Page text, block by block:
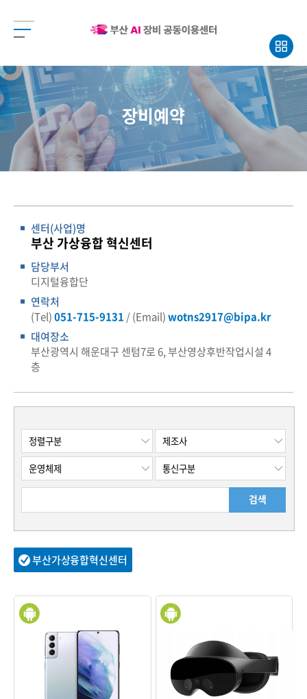
장비예약
센터(사업)명
부산 가상융합 혁신센터
담당부서
디지털융합단
연락처
(Tel)051-715-9131 / (Email)wotns2917@bipa.kr
대여장소
부산광역시 해운대구 센텀7로 6, 부산영상후반작업시설 4
층
검색
부산가상융합혁신센터